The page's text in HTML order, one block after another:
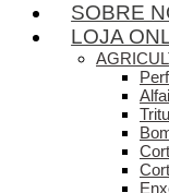
SOBRE
LOJA